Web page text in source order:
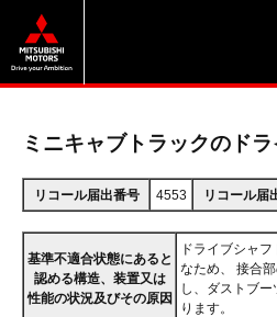
ミニキャブトラックのド
リコール届出番号 4553 リコール届
基準不適合状態にあると
認める構造、装置又は
性能の状況及びその原因
ドライブシャ
なため、 接合
し、ダストブ
ります。